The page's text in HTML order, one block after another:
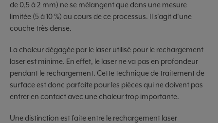
de 0,5 à 2 mm) ne se mélangent que dans une mesure
limitée (5 à 10 %) au cours de ce processus. Il s'agit d'une
couche très dense.
La chaleur dégagée par le laser utilisé pour le rechargement
laser est minime. En effet, le laser ne va pas en profondeur
pendant le rechargement. Cette technique de traitement de
surface est donc parfaite pour les pièces qui ne doivent pas
entrer en contact avec une chaleur trop importante.
Une distinction est faite entre le rechargement laser